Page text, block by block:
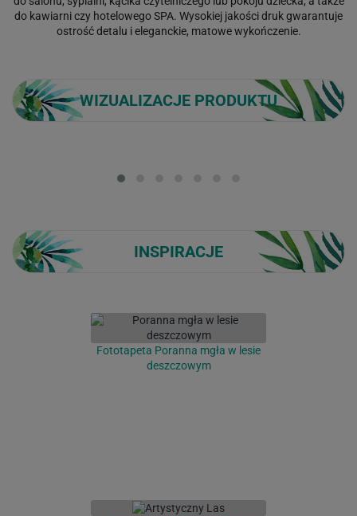
do kawiarni czy hotelowego SPA. Wysokiej jakości druk gwarantuje
ostrość detalu i eleganckie, matowe wykończenie.
WIZUALIZACJE PRODUKTU
INSPIRACJE
Fototapeta Poranna mgła w lesie
deszczowym